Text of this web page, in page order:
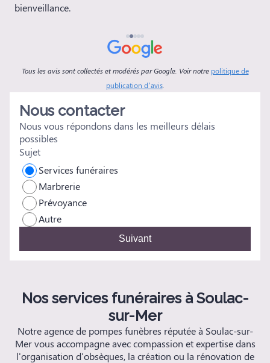
bienveillance.
Tous les avis sont collectés et modérés par Google. Voir notre politique de
publication d’avis.
Nous contacter
Nous vous répondons dans les meilleurs délais
possibles
Sujet
Services funéraires
Marbrerie
Prévoyance
Autre
Suivant
Nos services funéraires à Soulac-
sur-Mer
Notre agence de pompes funèbres réputée à Soulac-sur-
Mer vous accompagne avec compassion et expertise dans
l'organisation d'obsèques, la création ou la rénovation de